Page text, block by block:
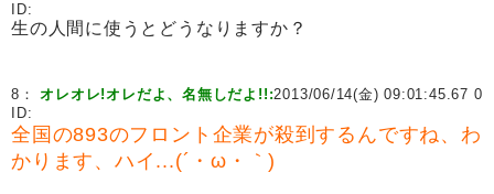
ID:
生の人間に使うとどうなりますか？
8：オレオレ!オレだよ、名無しだよ!!:2013/06/14(金) 09:01:45.67 0
ID:
全国の893のフロント企業が殺到するんですね、わ
かります、ハイ...(´・ω・｀)